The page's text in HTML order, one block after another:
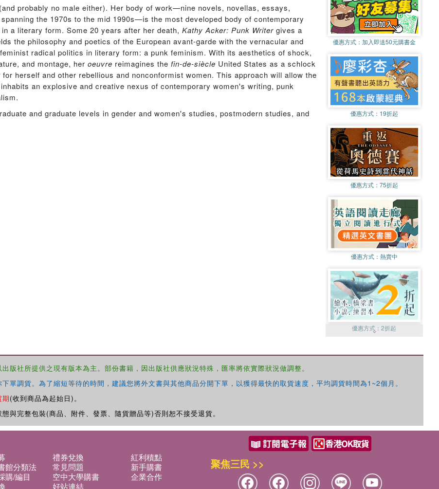
probably no male either). Her body of work—nine novels, novellas, essays,
the 1970s to the mid 1990s—is the most developed body of contemporary
a literary form. Some 20 years after her death, Kathy Acker: Punk Writer gives a
the philosophy and poetics of the European avant-garde with the vernacular and
radical politics in literary form: a punk feminism. With its aesthetics of shock,
and montage, her oeuvre reimagines the fin-de-siècle United States as a schlock
herself and other rebellious and nonconformist women. This approach will allow the
an explosive and creative nexus of contemporary women's writing, punk
and graduate levels in gender and women's studies, postmodern studies, and
優惠方式： 加入即送50元購書金
優惠方式： 19折起
優惠方式： 75折起
優惠方式： 熱賣中
優惠方式：2折起
版社所提供之現有版本為主。部份書籍，因出版社供應狀況特殊，匯率將依實際狀況做調整。
單調貨。為了縮短等待的時間，建議您將外文書與其他商品分開下單，以獲得最快的取貨速度，平均調貨時間為1~2個月。
(收到商品為起始日)。
與完整包裝(商品、附件、發票、隨貨贈品等)否則恕不接受退貨。
禮券兌換
紅利積點
館分類法 常見問題
新手購書
購/編目 空中大學購書
企業合作
好站連結
聚焦三民 >>